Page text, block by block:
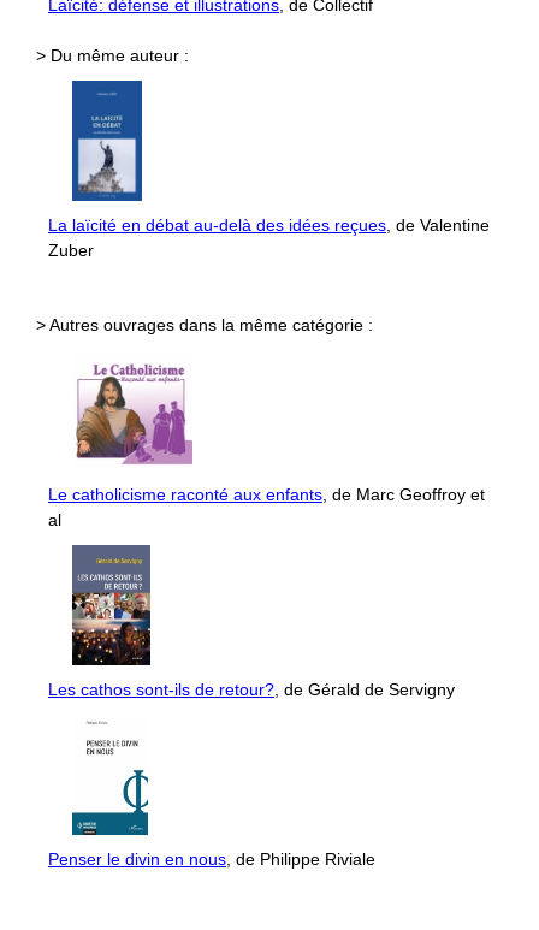
Laïcité: défense et illustrations , de Collectif
> Du même auteur :
La laïcité en débat au-delà des idées reçues , de Valentine
Zuber
> Autres ouvrages dans la même catégorie :
Le catholicisme raconté aux enfants , de Marc Geoffroy et
al
Les cathos sont-ils de retour? , de Gérald de Servigny
Penser le divin en nous , de Philippe Riviale